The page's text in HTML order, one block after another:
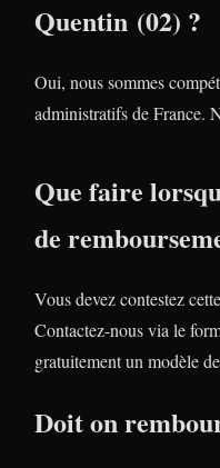
Quentin (02) ?
Oui, nous sommes
administratifs de France.
Que faire
de
Vous devez contestez
Contactez-nous via le
gratuitement un modèle
Doit on